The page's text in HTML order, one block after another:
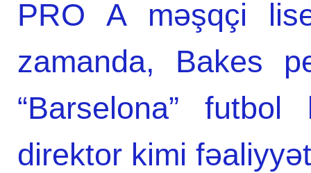
PRO A məşqçi
zamanda, Bakes
“Barselona”
direktor kimi